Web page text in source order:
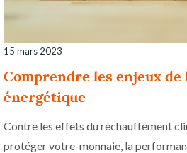
15 mars 2023
Comprendre les enjeux de
énergétique
Contre les effets du réchauffement
protéger votre-monnaie, la